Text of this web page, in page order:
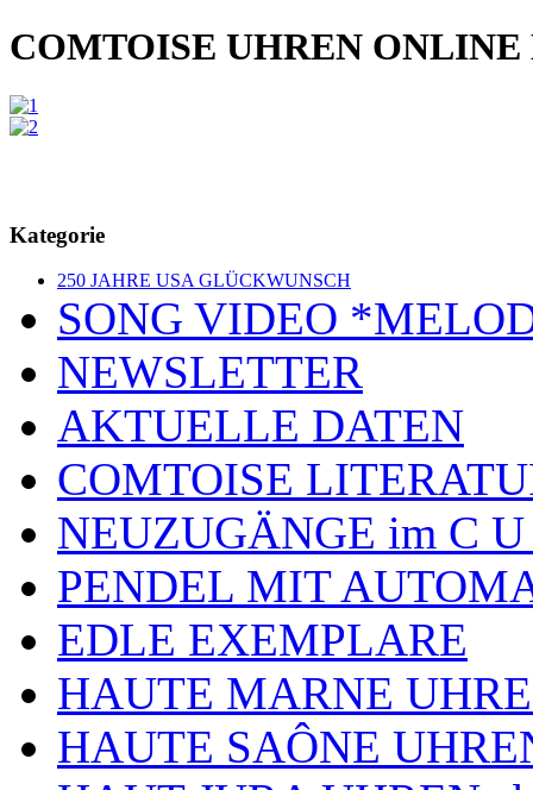
COMTOISE UHREN ONLINE
Kategorie
250 JAHRE USA GLÜCKWUNSCH
SONG VIDEO
NEWSLETTER
AKTUELLE DATEN
COMTOISE
NEUZUGÄNGE im C
PENDEL MIT
EDLE EXEMPLARE
HAUTE MARNE
HAUTE SAÔNE